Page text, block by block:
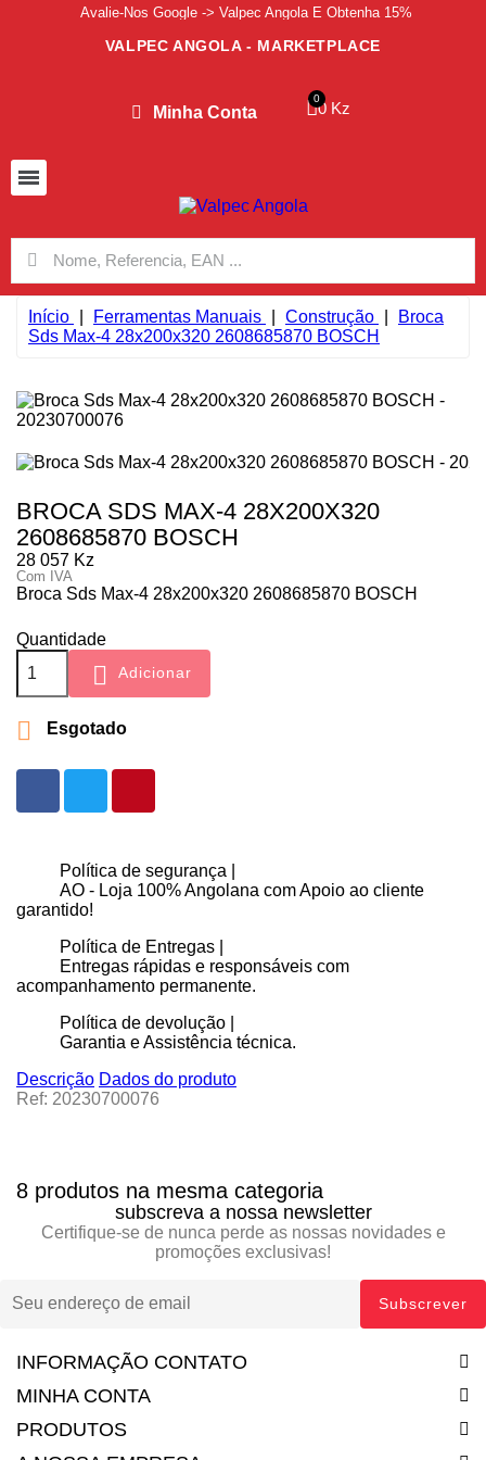
Avalie-Nos Google -> Valpec Angola E Obtenha 15%
VALPEC ANGOLA - MARKETPLACE
Minha Conta 0 Kz
Início Ferramentas Manuais Construção
Broca
Sds Max-4 28x200x320 2608685870 BOSCH
BROCA SDS MAX-4 28X200X320
2608685870 BOSCH
28 057 Kz
Com IVA
Broca Sds Max-4 28x200x320 2608685870 BOSCH
Quantidade
 Adicionar
 Esgotado
Política de segurança |
AO - Loja 100% Angolana com Apoio ao cliente
garantido!
Política de Entregas |
Entregas rápidas e responsáveis com
acompanhamento permanente.
Política de devolução |
Garantia e Assistência técnica.
Descrição Dados do produto
Ref: 20230700076
8 produtos na mesma categoria
subscreva a nossa newsletter
Certifique-se de nunca perde as nossas novidades e
promoções exclusivas!
INFORMAÇÃO CONTATO
MINHA CONTA
PRODUTOS